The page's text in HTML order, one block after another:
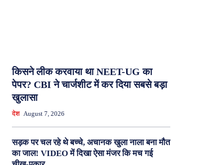
किसने लीक करवाया था NEET-UG का
पेपर? CBI ने चार्जशीट में कर दिया सबसे बड़ा
खुलासा
देश August 7, 2026
सड़क पर चल रहे थे बच्चे, अचानक खुला नाला बना मौत
का जाल! VIDEO में दिखा ऐसा मंजर कि मच गई